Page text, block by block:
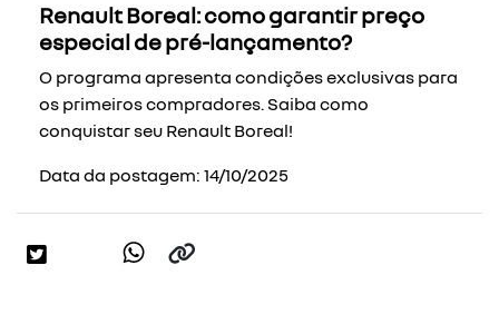
Renault Boreal: como garantir preço
especial de pré-lançamento?
O programa apresenta condições exclusivas para
os primeiros compradores. Saiba como
conquistar seu Renault Boreal!
Data da postagem: 14/10/2025